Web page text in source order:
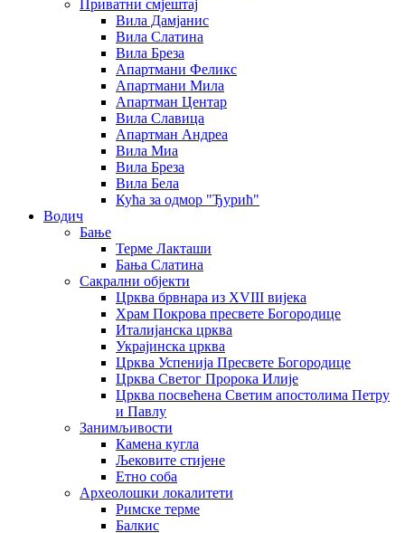
Приватни смјештај
Вила Дамјанис
Вила Слатина
Вила Бреза
Апартмани Феликс
Апартмани Мила
Апартман Центар
Вила Славица
Апартман Андреа
Вила Миа
Вила Бреза
Вила Бела
Кућа за одмор "Ђурић"
Водич
Бање
Терме Лакташи
Бања Слатина
Сакрални објекти
Црква брвнара из XVIII вијека
Храм Покрова пресвете Богородице
Италијанска црква
Украјинска црква
Црква Успенија Пресвете Богородице
Црква Светог Пророка Илије
Црква посвећена Светим апостолима Петру
и Павлу
Занимљивости
Камена кугла
Љековите стијене
Етно соба
Археолошки локалитети
Римске терме
Балкис